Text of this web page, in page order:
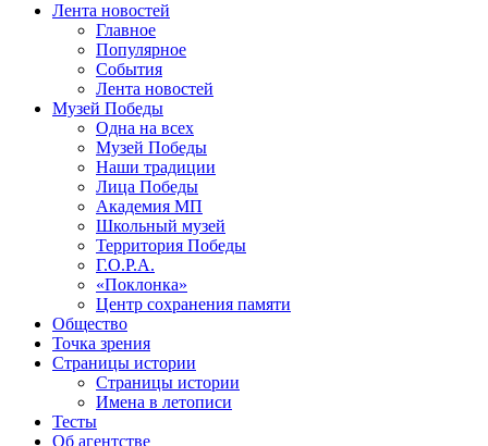
Лента новостей
Главное
Популярное
События
Лента новостей
Музей Победы
Одна на всех
Музей Победы
Наши традиции
Лица Победы
Академия МП
Школьный музей
Территория Победы
Г.О.Р.А.
«Поклонка»
Центр сохранения памяти
Общество
Точка зрения
Страницы истории
Страницы истории
Имена в летописи
Тесты
Об агентстве